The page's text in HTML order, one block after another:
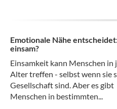
Emotionale Nähe
einsam?
Einsamkeit kann Menschen in
Alter treffen - selbst wenn sie
Gesellschaft sind. Aber es gibt
Menschen in bestimmten...